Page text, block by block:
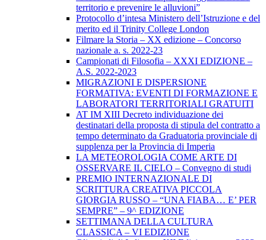
territorio e prevenire le alluvioni”
Protocollo d’intesa Ministero dell’Istruzione e del
merito ed il Trinity College London
Filmare la Storia – XX edizione – Concorso
nazionale a. s. 2022-23
Campionati di Filosofia – XXXI EDIZIONE –
A.S. 2022-2023
MIGRAZIONI E DISPERSIONE
FORMATIVA: EVENTI DI FORMAZIONE E
LABORATORI TERRITORIALI GRATUITI
AT IM XIII Decreto individuazione dei
destinatari della proposta di stipula del contratto a
tempo determinato da Graduatoria provinciale di
supplenza per la Provincia di Imperia
LA METEOROLOGIA COME ARTE DI
OSSERVARE IL CIELO – Convegno di studi
PREMIO INTERNAZIONALE DI
SCRITTURA CREATIVA PICCOLA
GIORGIA RUSSO – “UNA FIABA… E’ PER
SEMPRE” – 9^ EDIZIONE
SETTIMANA DELLA CULTURA
CLASSICA – VI EDIZIONE